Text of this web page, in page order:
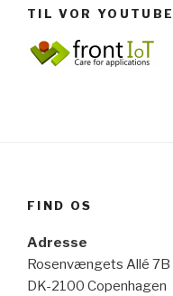
TIL VOR
FIND OS
Adresse
Rosenvængets Allé 7B
DK-2100 Copenhagen